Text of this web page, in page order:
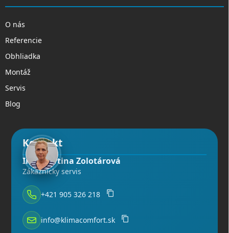
O nás
Referencie
Obhliadka
Montáž
Servis
Blog
Kontakt
Ing. Martina Zolotárová
Zákaznícky servis
+421 905 326 218
info@klimacomfort.sk